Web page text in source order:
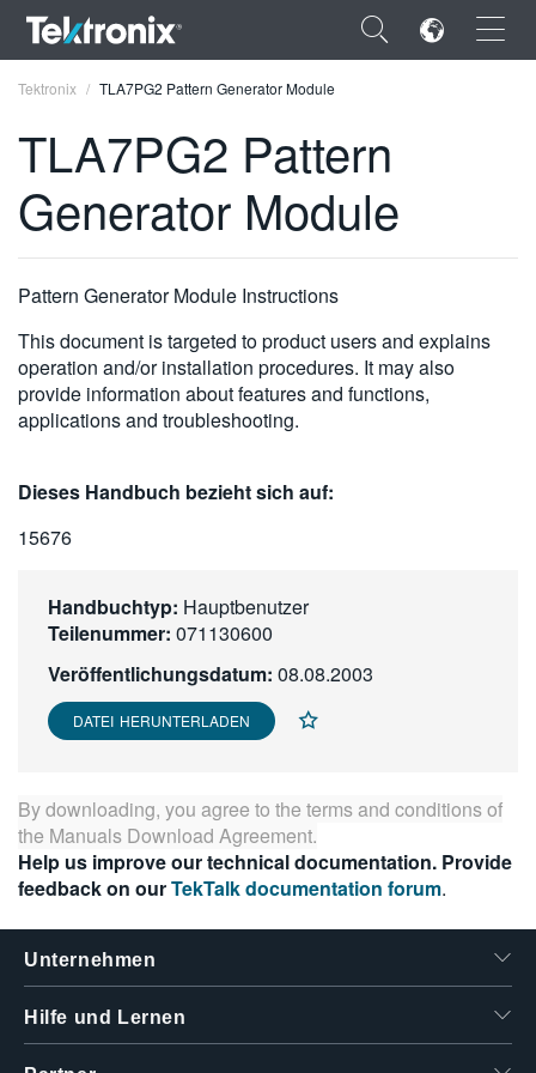
×
ENGLISH
VIỆT NAM
简体中文
Tektronix TLA7PG2 Pattern Generator Module
TLA7PG2 Pattern
Generator Module
Pattern Generator Module Instructions
This document is targeted to product users and explains
operation and/or installation procedures. It may also
provide information about features and functions,
applications and troubleshooting.
Dieses Handbuch bezieht sich auf:
15676
Handbuchtyp: Hauptbenutzer
Teilenummer: 071130600
Veröffentlichungsdatum: 08.08.2003
DATEI HERUNTERLADEN
By downloading, you agree to the terms and conditions of
the Manuals Download Agreement.
Help us improve our technical documentation. Provide
feedback on ourTekTalk documentation forum.
Unternehmen
Hilfe und Lernen